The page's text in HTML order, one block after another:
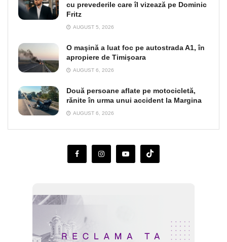
cu prevederile care îl vizează pe Dominic
Fritz
AUGUST 5, 2026
O maşină a luat foc pe autostrada A1, în
apropiere de Timişoara
AUGUST 6, 2026
Două persoane aflate pe motocicletă,
rănite în urma unui accident la Margina
AUGUST 6, 2026